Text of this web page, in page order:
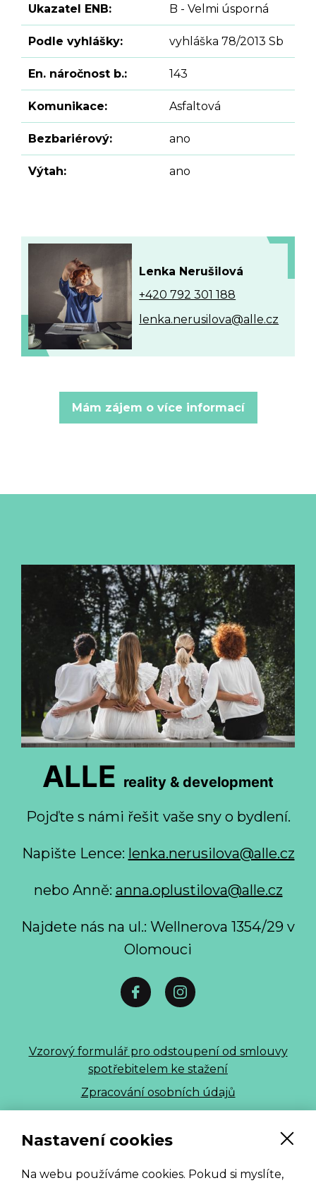
Nastavení cookies
Na webu používáme cookies. Pokud si myslíte,
Ukazatel ENB: B - Velmi úsporná
Podle vyhlášky: vyhláška 78/2013 Sb
En. náročnost b.: 143
Komunikace: Asfaltová
Bezbariérový: ano
Výtah: ano
Lenka Nerušilová
+420 792 301 188
lenka.nerusilova@alle.cz
Mám zájem o více informací
ALLE reality & development
Pojďte s námi řešit vaše sny o bydlení.
Napište Lence: lenka.nerusilova@alle.cz
nebo Anně: anna.oplustilova@alle.cz
Najdete nás na ul.: Wellnerova 1354/29 v
Olomouci
Vzorový formulář pro odstoupení od smlouvy
spotřebitelem ke stažení
Zpracování osobních údajů